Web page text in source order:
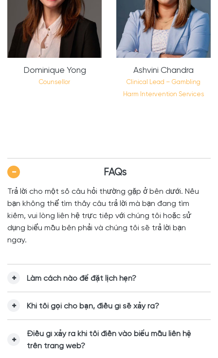
Dominique Yong
Counsellor
Ashvini Chandra
Clinical Lead – Gambling
Harm Intervention Services
FAQs
Trả lời cho một số câu hỏi thường gặp ở bên dưới. Nếu
bạn không thể tìm thấy câu trả lời mà bạn đang tìm
kiếm, vui lòng liên hệ trực tiếp với chúng tôi hoặc sử
dụng biểu mẫu bên phải và chúng tôi sẽ trả lời bạn
ngay.
Làm cách nào để đặt lịch hẹn?
Khi tôi gọi cho bạn, điều gì sẽ xảy ra?
Điều gì xảy ra khi tôi điền vào biểu mẫu liên hệ
trên trang web?